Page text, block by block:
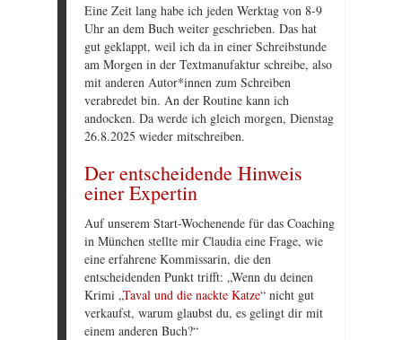
Eine Zeit lang habe ich jeden Werktag von 8-9
Uhr an dem Buch weiter geschrieben. Das hat
gut geklappt, weil ich da in einer Schreibstunde
am Morgen in der Textmanufaktur schreibe, also
mit anderen Autor*innen zum Schreiben
verabredet bin. An der Routine kann ich
andocken. Da werde ich gleich morgen, Dienstag
26.8.2025 wieder mitschreiben.
Der entscheidende Hinweis
einer Expertin
Auf unserem Start-Wochenende für das Coaching
in München stellte mir Claudia eine Frage, wie
eine erfahrene Kommissarin, die den
entscheidenden Punkt trifft: „Wenn du deinen
Krimi „Taval und die nackte Katze“ nicht gut
verkaufst, warum glaubst du, es gelingt dir mit
einem anderen Buch?“